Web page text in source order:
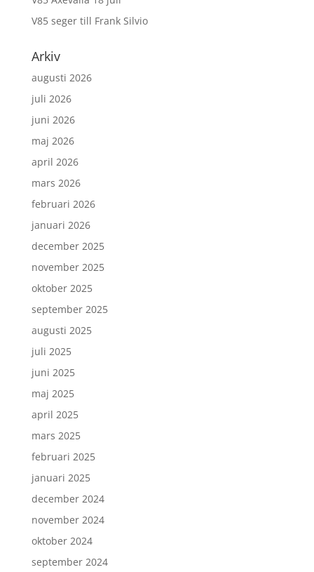
V85 seger till Frank Silvio
Arkiv
augusti 2026
juli 2026
juni 2026
maj 2026
april 2026
mars 2026
februari 2026
januari 2026
december 2025
november 2025
oktober 2025
september 2025
augusti 2025
juli 2025
juni 2025
maj 2025
april 2025
mars 2025
februari 2025
januari 2025
december 2024
november 2024
oktober 2024
september 2024